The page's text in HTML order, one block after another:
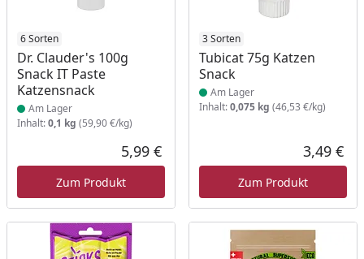
6 Sorten
Dr. Clauder's 100g
Snack IT Paste
Katzensnack
Produkt am Lager
Am Lager
Inhalt:0,1 kg (59,90 €/kg)
Aktueller Preis
5,99 €
Zum Produkt
3 Sorten
Tubicat 75g Katzen
Snack
Produkt am Lager
Am Lager
Inhalt:0,075 kg (46,53 €/kg)
3,49 €
Zum Produkt